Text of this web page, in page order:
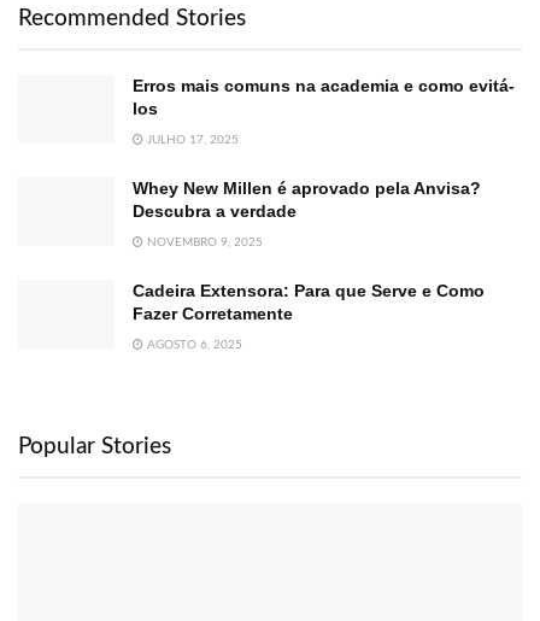
Recommended Stories
Erros mais comuns na academia e como evitá-
los
JULHO 17, 2025
Whey New Millen é aprovado pela Anvisa?
Descubra a verdade
NOVEMBRO 9, 2025
Cadeira Extensora: Para que Serve e Como
Fazer Corretamente
AGOSTO 6, 2025
Popular Stories